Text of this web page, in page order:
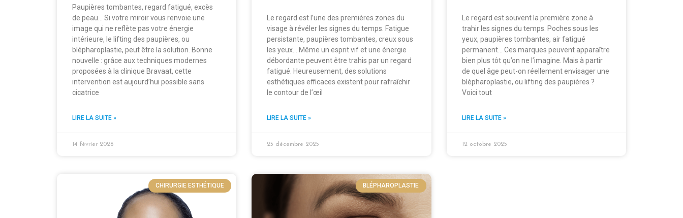
Paupières tombantes, regard fatigué, excès
de peau… Si votre miroir vous renvoie une
image qui ne reflète pas votre énergie
intérieure, le lifting des paupières, ou
blépharoplastie, peut être la solution. Bonne
nouvelle : grâce aux techniques modernes
proposées à la clinique Bravaat, cette
intervention est aujourd’hui possible sans
cicatrice
LIRE LA SUITE »
14 février 2026
Le regard est l’une des premières zones du
visage à révéler les signes du temps. Fatigue
persistante, paupières tombantes, creux sous
les yeux… Même un esprit vif et une énergie
débordante peuvent être trahis par un regard
fatigué. Heureusement, des solutions
esthétiques efficaces existent pour rafraîchir
le contour de l’œil
LIRE LA SUITE »
25 décembre 2025
Le regard est souvent la première zone à
trahir les signes du temps. Poches sous les
yeux, paupières tombantes, air fatigué
permanent… Ces marques peuvent apparaître
bien plus tôt qu’on ne l’imagine. Mais à partir
de quel âge peut-on réellement envisager une
blépharoplastie, ou lifting des paupières ?
Voici tout
LIRE LA SUITE »
12 octobre 2025
CHIRURGIE ESTHÉTIQUE BLÉPHAROPLASTIE